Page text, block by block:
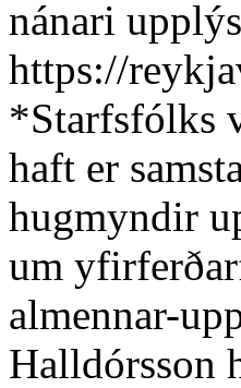
nánari
https://
*Starfsfólks
haft er
hugmyndir
um
almennar-
Halldórsson